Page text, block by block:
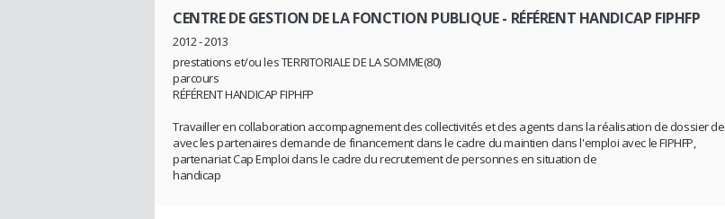
CENTRE DE GESTION DE LA FONCTION PUBLIQUE- RÉFÉRENT HANDICAP FIPHFP
2012 - 2013
prestations et/ou les TERRITORIALE DE LA SOMME(80)
parcours
RÉFÉRENT HANDICAP FIPHFP
Travailler en collaboration accompagnement des collectivités et des agents dans la réalisation de dossier de
avec les partenaires demande de financement dans le cadre du maintien dans l'emploi avec le FIPHFP,
partenariat Cap Emploi dans le cadre du recrutement de personnes en situation de
handicap